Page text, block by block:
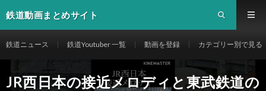
鉄道動画まとめサイト
鉄道ニュース 鉄道Youtuber 一覧 動画を登録 カテゴリー別で見る
JR西日本の接近メロディと東武鉄道の